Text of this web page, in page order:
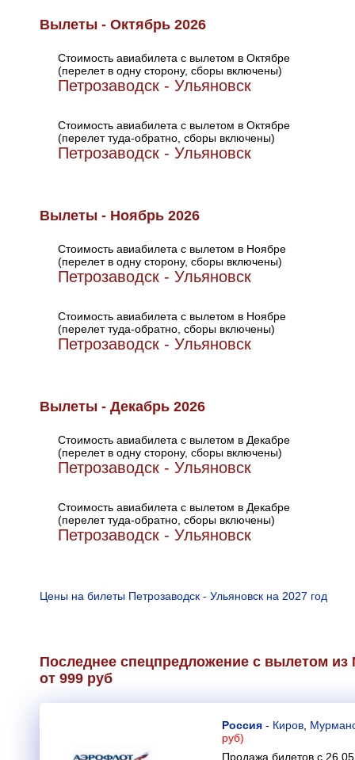
Вылеты - Октябрь 2026
Стоимость авиабилета с вылетом в Октябре
(перелет в одну сторону, сборы включены)
Петрозаводск - Ульяновск
Стоимость авиабилета с вылетом в Октябре
(перелет туда-обратно, сборы включены)
Петрозаводск - Ульяновск
Вылеты - Ноябрь 2026
Стоимость авиабилета с вылетом в Ноябре
(перелет в одну сторону, сборы включены)
Петрозаводск - Ульяновск
Стоимость авиабилета с вылетом в Ноябре
(перелет туда-обратно, сборы включены)
Петрозаводск - Ульяновск
Вылеты - Декабрь 2026
Стоимость авиабилета с вылетом в Декабре
(перелет в одну сторону, сборы включены)
Петрозаводск - Ульяновск
Стоимость авиабилета с вылетом в Декабре
(перелет туда-обратно, сборы включены)
Петрозаводск - Ульяновск
Цены на билеты Петрозаводск - Ульяновск на 2027 год
Последнее спецпредложение с вылетом
от 999 руб
Россия - Киров
руб)
Продажа билетов с